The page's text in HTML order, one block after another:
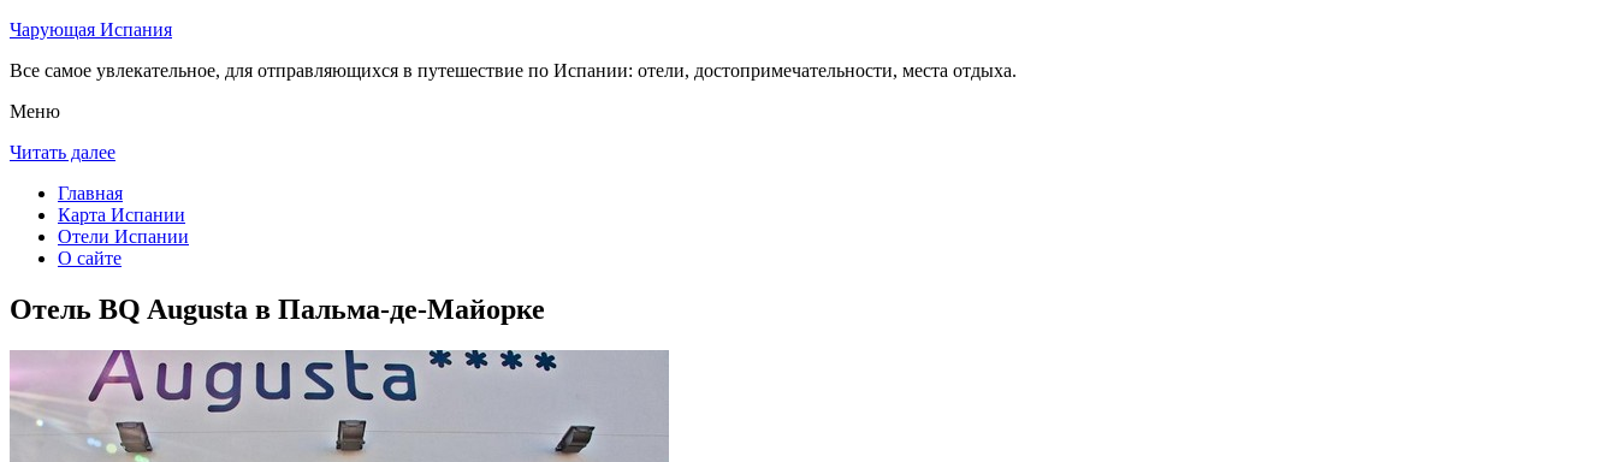
Чарующая Испания
Все самое увлекательное, для отправляющихся в путешествие по Испании: отели, достопримечательности, места отдыха.
Меню
Читать далее
Главная
Карта Испании
Отели Испании
О сайте
Отель BQ Augusta в Пальма-де-Майорке